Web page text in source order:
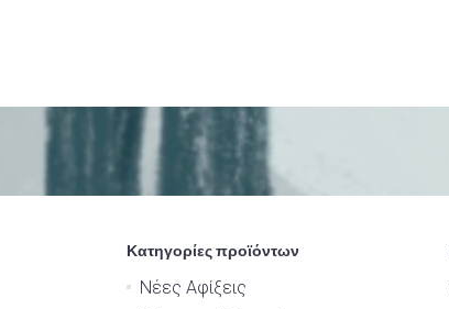
Κατηγορίες προϊόντων
Νέες Αφίξεις